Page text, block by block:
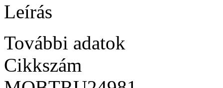
Leírás
További adatok
Cikkszám